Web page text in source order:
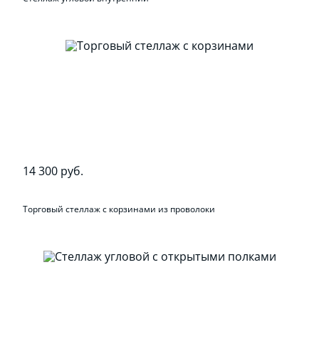
14 300 руб.
Торговый стеллаж с корзинами из проволоки